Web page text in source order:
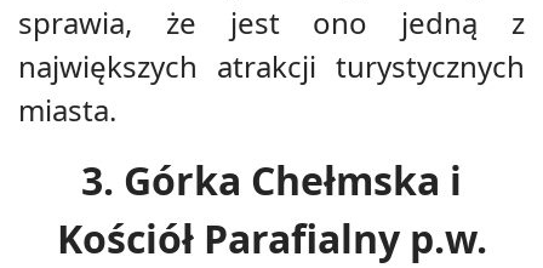
sprawia, że jest ono jedną z
największych atrakcji turystycznych
miasta.
3. Górka Chełmska i
Kościół Parafialny p.w.